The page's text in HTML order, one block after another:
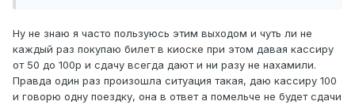
Ну не знаю я часто пользуюсь этим выходом и чуть ли не
каждый раз покупаю билет в киоске при этом давая кассиру
от 50 до 100р и сдачу всегда дают и ни разу не нахамили.
Правда один раз произошла ситуация такая, даю кассиру 100
и говорю одну поездку, она в ответ а помельче не будет сдачи